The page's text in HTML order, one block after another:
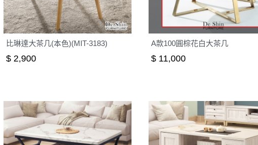
比琳達大茶几(本色)(MIT-3183)
$ 2,900
A款100圓棕花白大茶几
$ 11,000